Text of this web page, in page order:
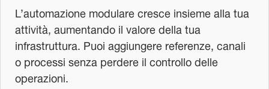
L’automazione modulare cresce insieme alla tua
attività, aumentando il valore della tua
infrastruttura. Puoi aggiungere referenze, canali
o processi senza perdere il controllo delle
operazioni.